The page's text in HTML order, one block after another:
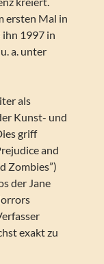
ersten Mal in
ihn 1997 in
a. unter
als
Kunst- und
griff
and
Zombies”)
der Jane
exakt zu